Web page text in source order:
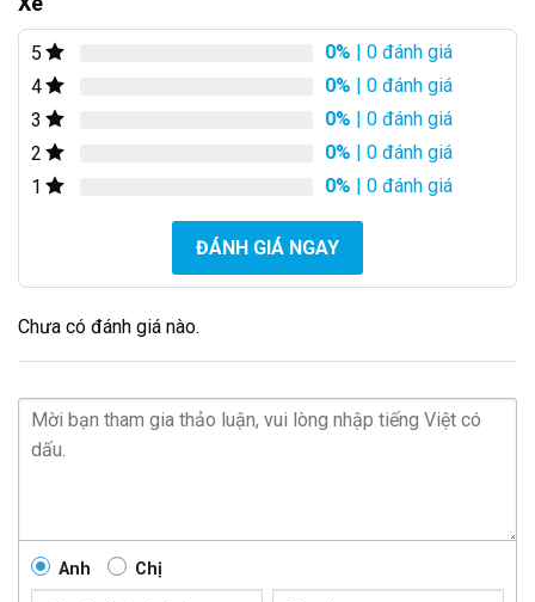
5 0% | 0 đánh giá
4
0% | 0 đánh giá
3
0% | 0 đánh giá
2
0% | 0 đánh giá
1
0% | 0 đánh giá
ĐÁNH GIÁ NGAY
Chưa có đánh giá nào.
Anh Chị